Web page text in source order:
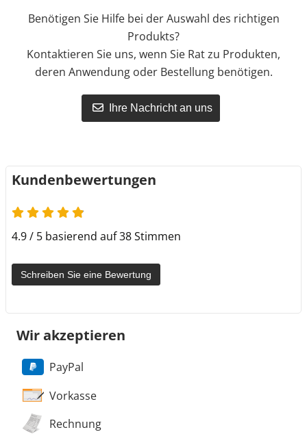
Benötigen Sie Hilfe bei der Auswahl des richtigen
Produkts?
Kontaktieren Sie uns, wenn Sie Rat zu Produkten,
deren Anwendung oder Bestellung benötigen.
Ihre Nachricht an uns
Kundenbewertungen
4.9 von 5
4.9 / 5 basierend auf 38 Stimmen
Schreiben Sie eine Bewertung
Wir akzeptieren
PayPal
Vorkasse
Rechnung